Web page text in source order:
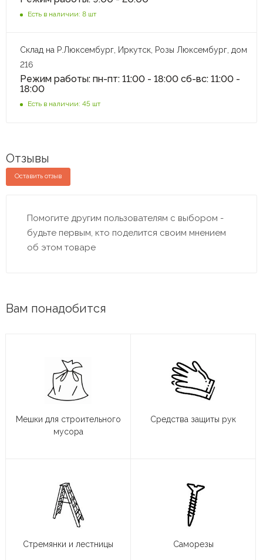
Есть в наличии: 8 шт
Склад на Р.Люксембург, Иркутск, Розы Люксембург, дом
216
Режим работы: пн-пт: 11:00 - 18:00 сб-вс: 11:00 -
18:00
Есть в наличии: 45 шт
Отзывы
Оставить отзыв
Помогите другим пользователям с выбором -
будьте первым, кто поделится своим мнением
об этом товаре
Вам понадобится
Мешки для строительного
мусора
Средства защиты рук
Стремянки и лестницы Саморезы